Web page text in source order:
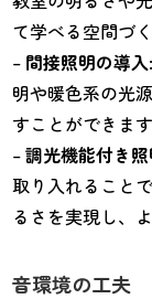
て学べる空間づ
– 間接照明の導入
明や暖色系の光
すことができます
–調光機能付き
取り入れること
るさを実現し、
音環境の工夫